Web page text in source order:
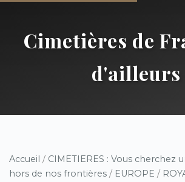
Cimetières de
d'ailleurs
Accueil / CIMETIERES : Vous cherchez
hors de nos frontières / EUROPE /